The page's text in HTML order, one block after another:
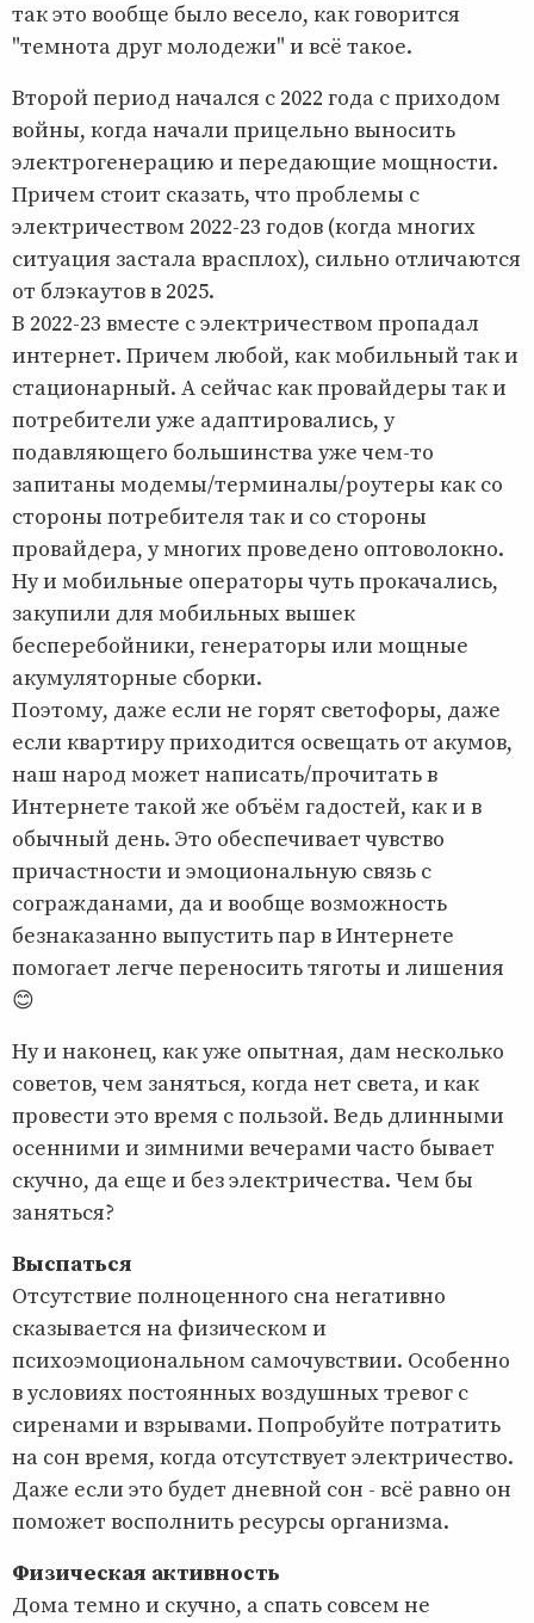
так это вообще было весело, как говорится
"темнота друг молодежи" и всё такое.
Второй период начался с 2022 года с приходом
войны, когда начали прицельно выносить
электрогенерацию и передающие мощности.
Причем стоит сказать, что проблемы с
электричеством 2022-23 годов (когда многих
ситуация застала врасплох), сильно отличаются
от блэкаутов в 2025.
В 2022-23 вместе с электричеством пропадал
интернет. Причем любой, как мобильный так и
стационарный. А сейчас как провайдеры так и
потребители уже адаптировались, у
подавляющего большинства уже чем-то
запитаны модемы/терминалы/роутеры как со
стороны потребителя так и со стороны
провайдера, у многих проведено оптоволокно.
Ну и мобильные операторы чуть прокачались,
закупили для мобильных вышек
бесперебойники, генераторы или мощные
акумуляторные сборки.
Поэтому, даже если не горят светофоры, даже
если квартиру приходится освещать от акумов,
наш народ может написать/прочитать в
Интернете такой же объём гадостей, как и в
обычный день. Это обеспечивает чувство
причастности и эмоциональную связь с
согражданами, да и вообще возможность
безнаказанно выпустить пар в Интернете
помогает легче переносить тяготы и лишения
😊
Ну и наконец, как уже опытная, дам несколько
советов, чем заняться, когда нет света, и как
провести это время с пользой. Ведь длинными
осенними и зимними вечерами часто бывает
скучно, да еще и без электричества. Чем бы
заняться?
Выспаться
Отсутствие полноценного сна негативно
сказывается на физическом и
психоэмоциональном самочувствии. Особенно
в условиях постоянных воздушных тревог с
сиренами и взрывами. Попробуйте потратить
на сон время, когда отсутствует электричество.
Даже если это будет дневной сон - всё равно он
поможет восполнить ресурсы организма.
Физическая активность
Дома темно и скучно, а спать совсем не